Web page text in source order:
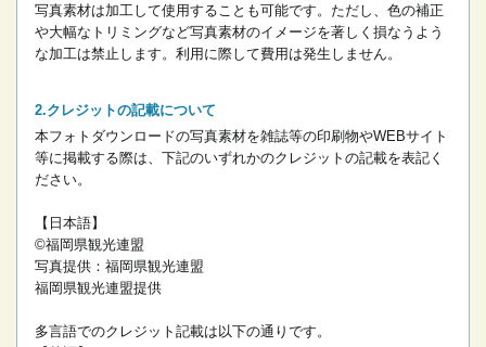
写真素材は加工して使用することも可能です。ただし、色の補正
や大幅なトリミングなど写真素材のイメージを著しく損なうよう
な加工は禁止します。 利用に際して費用は発生しません。
クレジットの記載について
本フォトダウンロードの写真素材を雑誌等の印刷物やWEBサイト
等に掲載する際は、下記のいずれかのクレジットの記載を表記く
ださい。
【日本語】
©福岡県観光連盟
写真提供：福岡県観光連盟
福岡県観光連盟提供
多言語でのクレジット記載は以下の通りです。